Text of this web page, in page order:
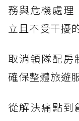
務與危機處理
立且不受干擾
取消領隊配房
確保整體旅遊
從解決痛點到